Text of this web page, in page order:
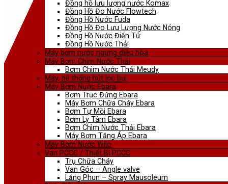
Đồng hồ lưu lượng nước Komax
Đồng Hồ Đo Nước Flowtech
Đồng Hồ Nước Fuda
Đồng Hồ Đo Lưu Lượng Nước Nóng
Đồng Hồ Nước Điện Tử
Đồng Hồ Nước Thải
Máy bơm nước ngưng điều hòa
Máy Bơm Chìm Nước Thải
Bơm Chìm Nước Thải Meudy
Máy, hệ thống hút lọc bụi
Máy Bơm Nước Ebara
Bơm Trục Đứng Ebara
Máy Bơm Chữa Cháy Ebara
Bơm Tự Mồi Ebara
Bơm Ly Tâm Ebara
Bơm Chìm Nước Thải Ebara
Máy Bơm Tăng Áp Ebara
Máy Bơm Nước Wilo
Van PCCC / Thiết Bị PCCC
Trụ Chữa Cháy
Van Góc – Angle valve
Lăng Phun – Spray Mausoleum